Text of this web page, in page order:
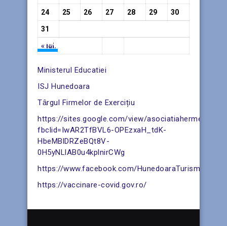
« iul.
24 25 26 27 28 29 30
31
LINK-URI UTILE
Ministerul Educatiei
ISJ Hunedoara
Tȃrgul Firmelor de Exercițiu
https://sites.google.com/view/
fbclid=IwAR2TfBVL6-OPEzxaH_tdK-
HbeMBlDRZeBQt8V-
0H5yNLlAB0u4kplnirCWg
https://www.facebook.com/HunedoaraTurism/posts/
https://vaccinare-covid.gov.ro/